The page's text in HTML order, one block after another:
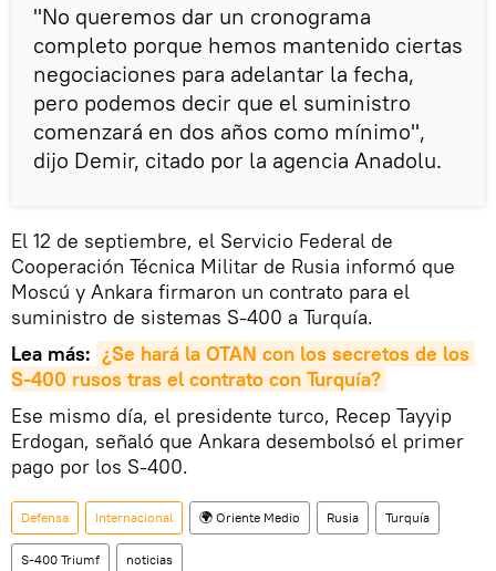
"No queremos dar un cronograma
completo porque hemos mantenido ciertas
negociaciones para adelantar la fecha,
pero podemos decir que el suministro
comenzará en dos años como mínimo",
dijo Demir, citado por la agencia Anadolu.
El 12 de septiembre, el Servicio Federal de
Cooperación Técnica Militar de Rusia informó que
Moscú y Ankara firmaron un contrato para el
suministro de sistemas S-400 a Turquía.
Lea más: ¿Se hará la OTAN con los secretos de los
S-400 rusos tras el contrato con Turquía?
Ese mismo día, el presidente turco, Recep Tayyip
Erdogan, señaló que Ankara desembolsó el primer
pago por los S-400.
Defensa Internacional 🌍 Oriente Medio Rusia Turquía
S-400 Triumf noticias